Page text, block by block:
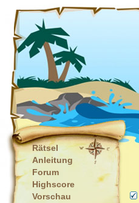
Rätsel
Anleitung
Forum
Highscore
Vorschau